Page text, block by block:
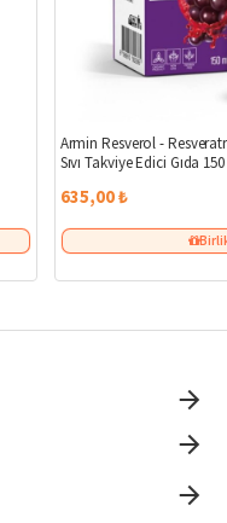
Armin Resverol -
Sıvı Takviye Edici Gıda
635,00 ₺